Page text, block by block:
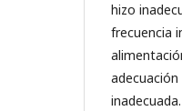
hizo
frecuencia